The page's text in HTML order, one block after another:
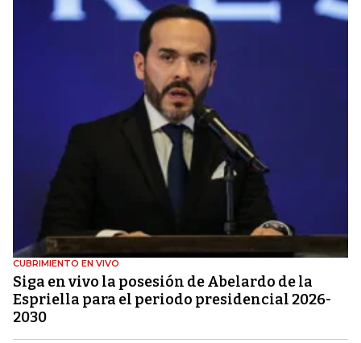
CUBRIMIENTO EN VIVO
Siga en vivo la posesión de Abelardo de la
Espriella para el periodo presidencial 2026-
2030